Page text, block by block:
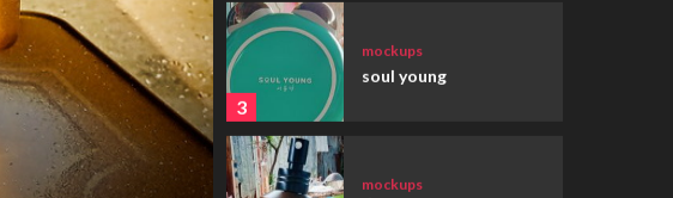
3
soul young
ม็อคอัพขวด bsab